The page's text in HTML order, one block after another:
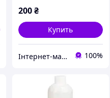
200₴
Купить
Інтернет-магазин "Aquahim Spiritol" 100%